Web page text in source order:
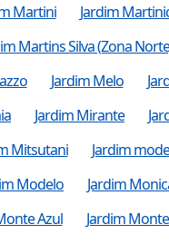
Martini
Jardim
Martins Silva (Zona
Jardim Melo
Jardim Mirante
Mitsutani
Jardim
Modelo
Jardim
Azul
Jardim